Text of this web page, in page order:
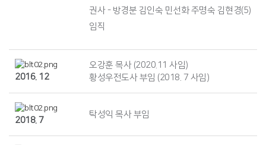
권사 - 방경분 김인숙 민선화 주명숙 김현경(5)
임직
2016. 12
오강훈 목사 (2020.11 사임)
황성우전도사 부임 (2018. 7 사임)
2018. 7
탁성익 목사 부임